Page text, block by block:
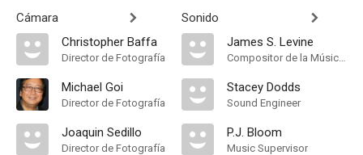
Cámara
Christopher Baffa
Director de Fotografía
Michael Goi
Director de Fotografía
Joaquin Sedillo
Director de Fotografía
Sonido
James S. Levine
Compositor de la Música Original
Stacey Dodds
Sound Engineer
P.J. Bloom
Music Supervisor